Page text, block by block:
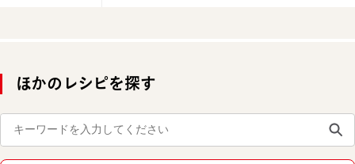
ほかのレシピを探す